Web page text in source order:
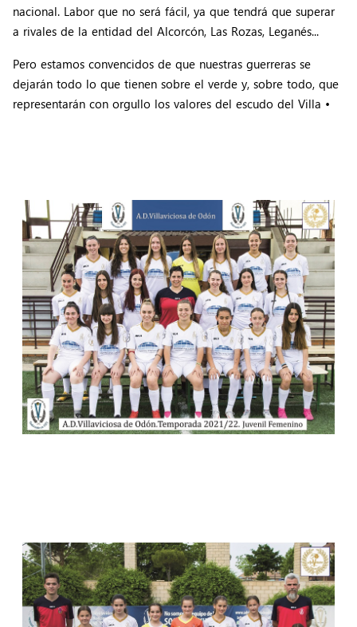
nacional. Labor que no será fácil, ya que tendrá que superar
a rivales de la entidad del Alcorcón, Las Rozas, Leganés...
Pero estamos convencidos de que nuestras guerreras se
dejarán todo lo que tienen sobre el verde y, sobre todo, que
representarán con orgullo los valores del escudo del Villa •